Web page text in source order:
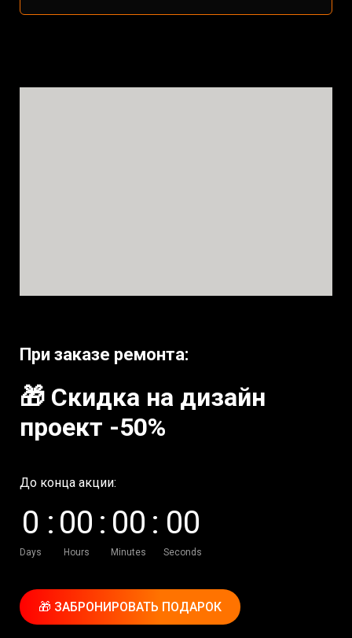
При заказе ремонта:
🎁 Скидка на дизайн
проект -50%
До конца акции:
0
Days
: 00
Hours
: 00
Minutes
: 00
Seconds
🎁 ЗАБРОНИРОВАТЬ ПОДАРОК